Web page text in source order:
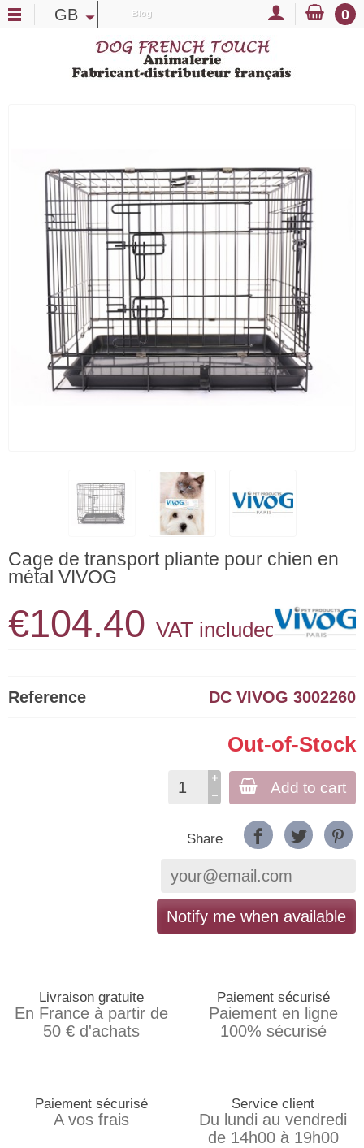
GB Blog 0
Cage de transport pliante pour chien en
métal VIVOG
€104.40 VAT included
Reference DC VIVOG 3002260
Out-of-Stock
Add to cart
Share
Notify me when available
Livraison gratuite
En France à partir de
50 € d'achats
Paiement sécurisé
Paiement en ligne
100% sécurisé
Paiement sécurisé
A vos frais
Service client
Du lundi au vendredi
de 14h00 à 19h00